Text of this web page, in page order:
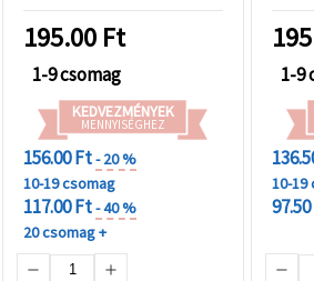
195.00 Ft
1-9 csomag
KEDVEZMÉNYEK
MENNYISÉGHEZ
156.00 Ft- 20 %
10-19 csomag
117.00 Ft- 40 %
20 csomag +
1-9
10-19